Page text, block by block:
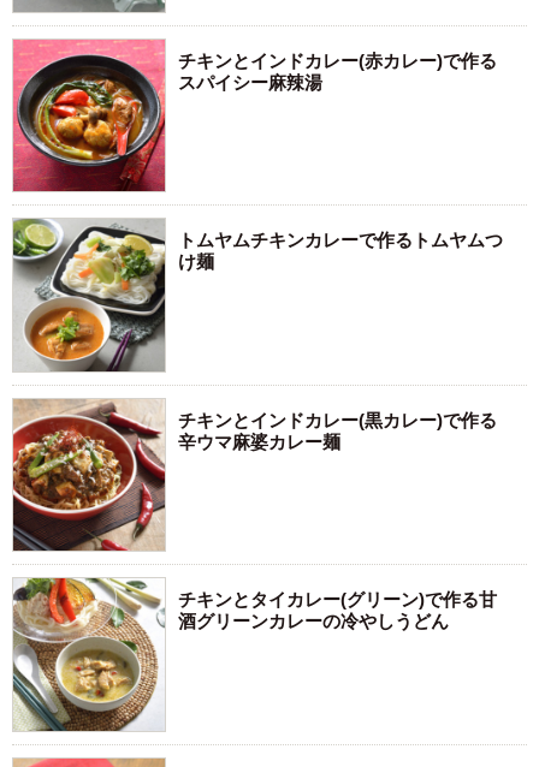
チキンとインドカレー(赤カレー)で作る
スパイシー麻辣湯
トムヤムチキンカレーで作るトムヤムつ
け麺
チキンとインドカレー(黒カレー)で作る
辛ウマ麻婆カレー麺
チキンとタイカレー(グリーン)で作る甘
酒グリーンカレーの冷やしうどん